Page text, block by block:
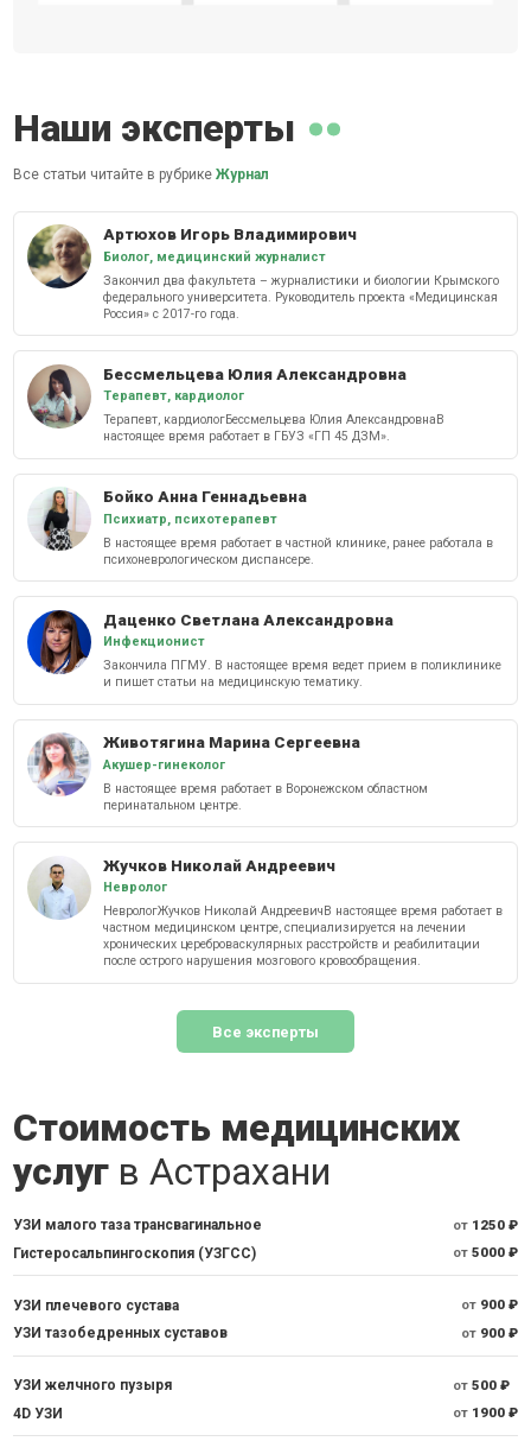
Наши эксперты
Все статьи читайте в рубрикеЖурнал
Артюхов Игорь Владимирович
Биолог, медицинский журналист
Закончил два факультета – журналистики и биологии Крымского
федерального университета. Руководитель проекта «Медицинская
Россия» с 2017-го года.
Бессмельцева Юлия Александровна
Терапевт, кардиолог
Терапевт, кардиологБессмельцева Юлия АлександровнаВ
настоящее время работает в ГБУЗ «ГП 45 ДЗМ».
Бойко Анна Геннадьевна
Психиатр, психотерапевт
В настоящее время работает в частной клинике, ранее работала в
психоневрологическом диспансере.
Даценко Светлана Александровна
Инфекционист
Закончила ПГМУ. В настоящее время ведет прием в поликлинике
и пишет статьи на медицинскую тематику.
Животягина Марина Сергеевна
Акушер-гинеколог
В настоящее время работает в Воронежском областном
перинатальном центре.
Жучков Николай Андреевич
Невролог
НеврологЖучков Николай АндреевичВ настоящее время работает в
частном медицинском центре, специализируется на лечении
хронических цереброваскулярных расстройств и реабилитации
после острого нарушения мозгового кровообращения.
Все эксперты
Стоимость медицинских
услуг в Астрахани
УЗИ малого таза трансвагинальное от 1250 ₽
Гистеросальпингоскопия (УЗГСС) от 5000 ₽
УЗИ плечевого сустава от 900 ₽
УЗИ тазобедренных суставов от 900 ₽
УЗИ желчного пузыря от 500 ₽
4D УЗИ от 1900 ₽